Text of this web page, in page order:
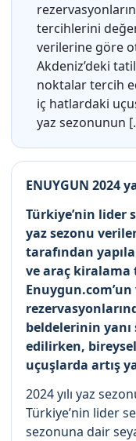
tercihlerini
verilerine göre
Akdeniz’deki
noktalar tercih
iç hatlardaki
yaz sezonunun
ENUYGUN 2024
Türkiye’nin lider
yaz sezonu
tarafından
ve araç
beldelerinin
edilirken,
uçuşlarda artış
2024 yılı yaz
Türkiye’nin lider
sezonuna dair